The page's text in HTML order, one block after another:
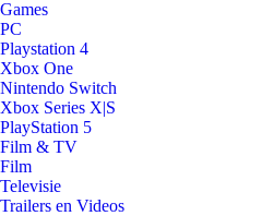
Games
PC
Playstation 4
Xbox One
Nintendo Switch
Xbox Series X|S
PlayStation 5
Film & TV
Film
Televisie
Trailers en Videos